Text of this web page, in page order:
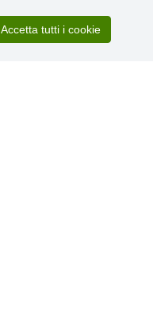
Accetta tutti i cookie